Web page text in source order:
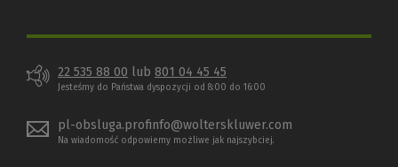
22 535 88 00 lub 801 04 45 45
Jesteśmy do Państwa dyspozycji od 8:00 do 16:00
pl-obsluga.profinfo@wolterskluwer.com
Na wiadomość odpowiemy możliwe jak najszybciej.